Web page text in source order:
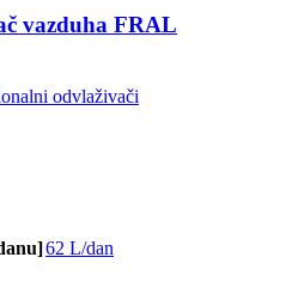
vazduha FRAL
odvlaživači
62 L/dan